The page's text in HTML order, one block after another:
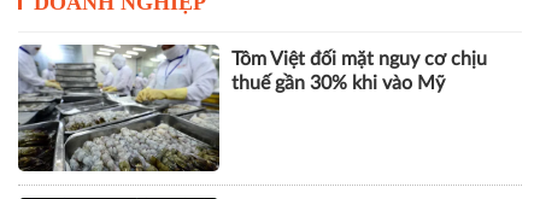
Tôm Việt đối mặt nguy cơ chịu
thuế gần 30% khi vào Mỹ